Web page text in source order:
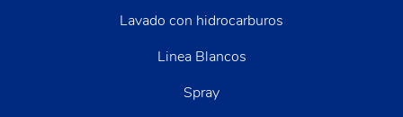
Lavado con hidrocarburos
Linea Blancos
Spray